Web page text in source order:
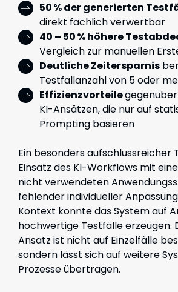
50 % der generierten
direkt fachlich verwertbar
40 – 50 % höhere
Vergleich zur manuellen
Deutliche Zeitersparnis
Testfallanzahl von 5 oder
Effizienzvorteile
KI-Ansätzen, die nur auf
Prompting basieren
Ein besonders aufschlussreicher
Einsatz des KI-Workflows mit
nicht verwendeten
fehlender individueller
Kontext konnte das System auf
hochwertige Testfälle erzeugen.
Ansatz ist nicht auf Einzelfälle
sondern lässt sich auf weitere
Prozesse übertragen.